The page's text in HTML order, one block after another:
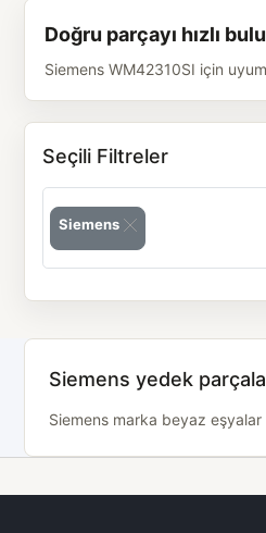
Doğru parçayı hızlı
Siemens WM42310SI için
Seçili Filtreler
Siemens
Siemens yedek
Siemens marka beyaz